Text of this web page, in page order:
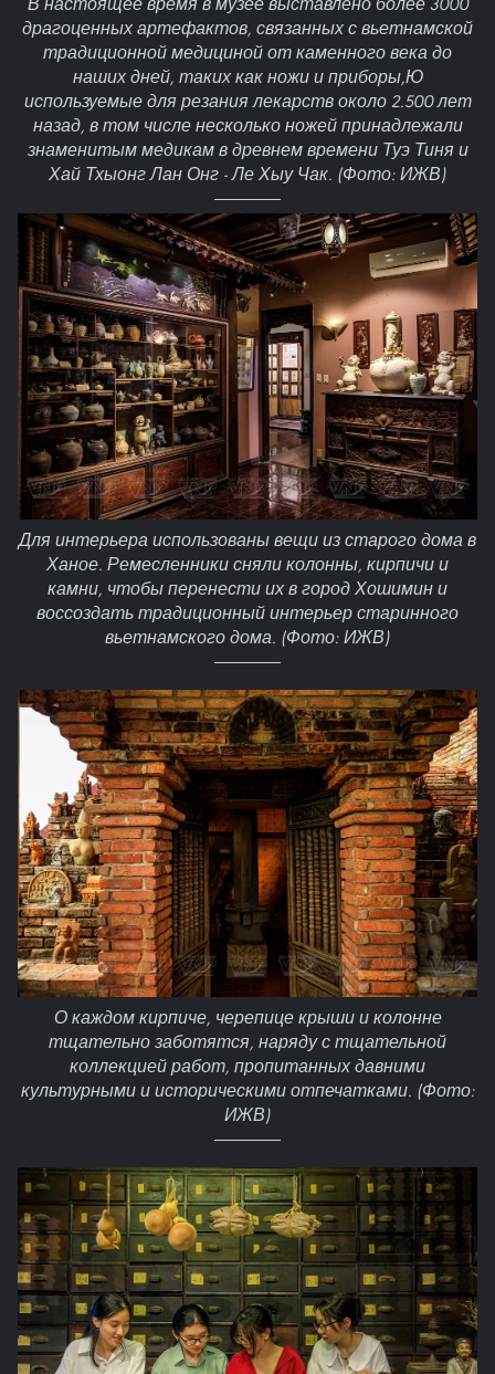
драгоценных артефактов, связанных с вьетнамской
традиционной медициной от каменного века до
наших дней, таких как ножи и приборы,Ю
используемые для резания лекарств около 2.500 лет
назад, в том числе несколько ножей принадлежали
знаменитым медикам в древнем времени Туэ Тиня и
Хай Тхыонг Лан Онг - Ле Хыу Чак. (Фото: ИЖВ)
Для интерьера использованы вещи из старого дома в
Ханое. Ремесленники сняли колонны, кирпичи и
камни, чтобы перенести их в город Хошимин и
воссоздать традиционный интерьер старинного
вьетнамского дома. (Фото: ИЖВ)
О каждом кирпиче, черепице крыши и колонне
тщательно заботятся, наряду с тщательной
коллекцией работ, пропитанных давними
культурными и историческими отпечатками. (Фото:
ИЖВ)